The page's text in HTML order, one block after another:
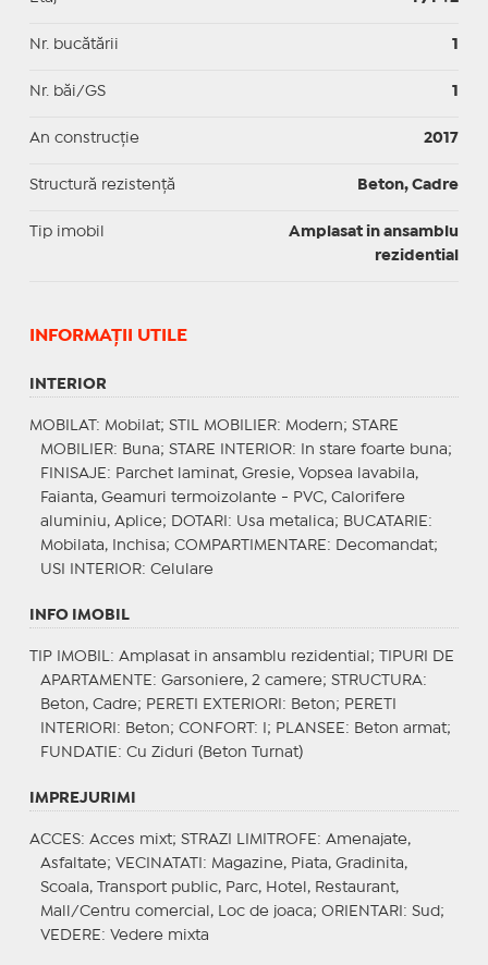
Nr. bucătării 1
Nr. băi/GS 1
An construcție 2017
Structură rezistență Beton, Cadre
Tip imobil
Amplasat in ansamblu
rezidential
INFORMAŢII UTILE
INTERIOR
MOBILAT : Mobilat; STIL MOBILIER: Modern; STARE
MOBILIER: Buna; STARE INTERIOR: In stare foarte buna;
FINISAJE : Parchet laminat, Gresie, Vopsea lavabila,
Faianta, Geamuri termoizolante - PVC, Calorifere
aluminiu, Aplice;
DOTARI : Usa metalica; BUCATARIE :
Mobilata, Inchisa; COMPARTIMENTARE : Decomandat;
USI INTERIOR: Celulare
INFO IMOBIL
TIP IMOBIL : Amplasat in ansamblu rezidential;
TIPURI DE
APARTAMENTE : Garsoniere, 2 camere; STRUCTURA:
Beton, Cadre; PERETI EXTERIORI : Beton; PERETI
INTERIORI : Beton; CONFORT : I; PLANSEE : Beton armat;
FUNDATIE : Cu Ziduri (Beton Turnat)
IMPREJURIMI
ACCES: Acces mixt; STRAZI LIMITROFE : Amenajate,
Asfaltate; VECINATATI : Magazine, Piata, Gradinita,
Scoala, Transport public, Parc, Hotel, Restaurant,
Mall/Centru comercial, Loc de joaca; ORIENTARI : Sud;
VEDERE : Vedere mixta